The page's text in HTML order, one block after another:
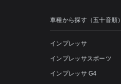
車種から探す（五十音順）
インプレッサ
インプレッサスポーツ
インプレッサ G4